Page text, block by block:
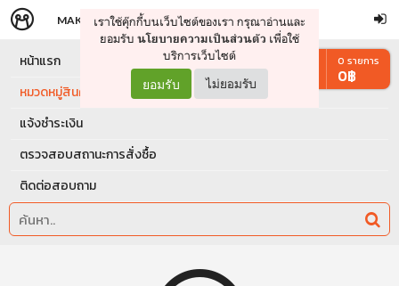
จัดการรถเข็น ดำเนินการต่อ
MAKERS STORE
เราใช้คุ๊กกี้บนเว็บไซต์ของเรา กรุณาอ่านและ
ยอมรับ นโยบายความเป็นส่วนตัว เพื่อใช้
บริการเว็บไซต์
ยอมรับ ไม่ยอมรับ
หน้าแรก
หมวดหมู่สินค้า
แจ้งชำระเงิน
ตรวจสอบสถานะการสั่งซื้อ
ติดต่อสอบถาม
0 รายการ
0฿